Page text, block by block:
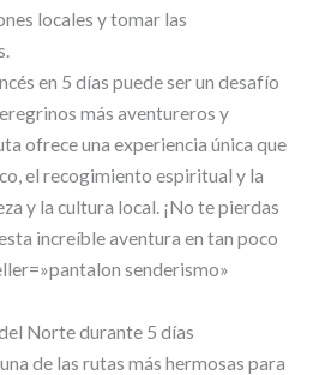
locales y tomar las
en 5 días puede ser un desafío
más aventureros y
ofrece una experiencia única que
el recogimiento espiritual y la
y la cultura local. ¡No te pierdas
increíble aventura en tan poco
senderismo»
Norte durante 5 días
de las rutas más hermosas para